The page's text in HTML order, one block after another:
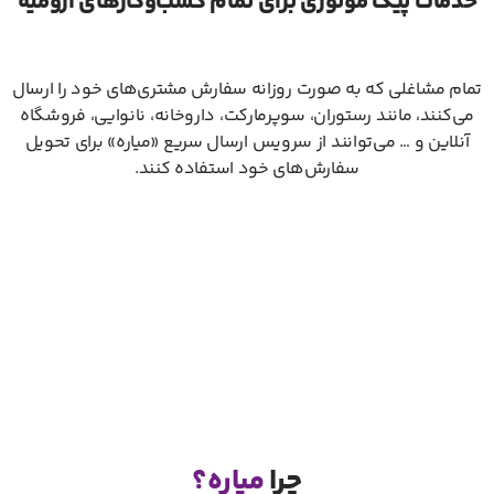
تمام مشاغلی که به صورت روزانه سفارش مشتری‌های خود را ارسال
می‌کنند، مانند رستوران، سوپرمارکت، داروخانه، نانوایی، فروشگاه
آنلاین و … می‌توانند از سرویس ارسال سریع «میاره» برای تحویل
سفارش‌های خود استفاده کنند.
چرامیاره؟